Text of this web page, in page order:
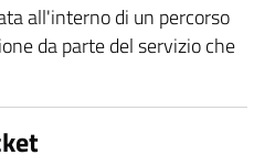
all'interno di un percorso
da parte del servizio che